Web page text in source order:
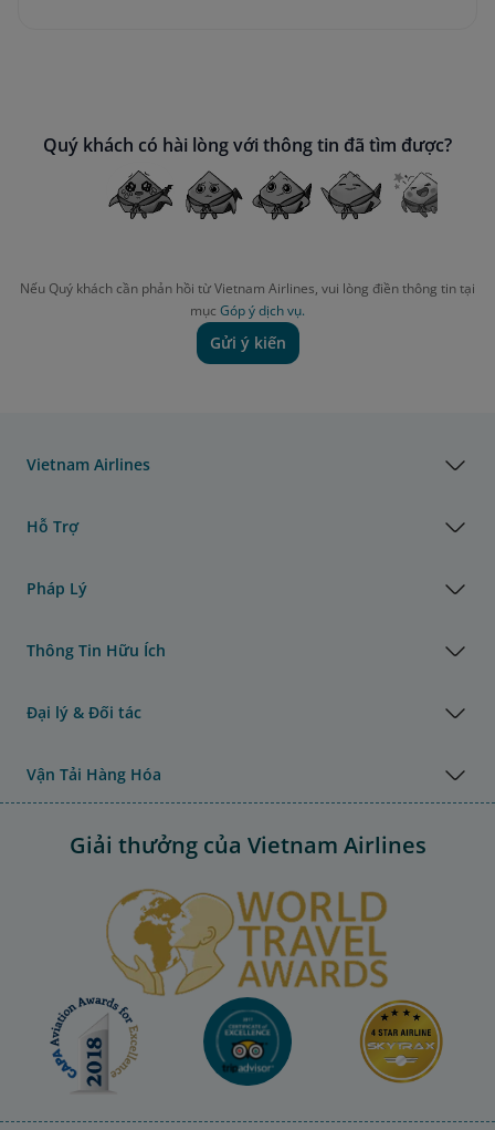
Quý khách có hài lòng với thông tin đã tìm được?
Nếu Quý khách cần phản hồi từ Vietnam Airlines, vui lòng điền thông tin tại
mục Góp ý dịch vụ.
Gửi ý kiến
Vietnam Airlines
Hỗ Trợ
Pháp Lý
Thông Tin Hữu Ích
Đại lý & Đối tác
Vận Tải Hàng Hóa
Giải thưởng của Vietnam Airlines